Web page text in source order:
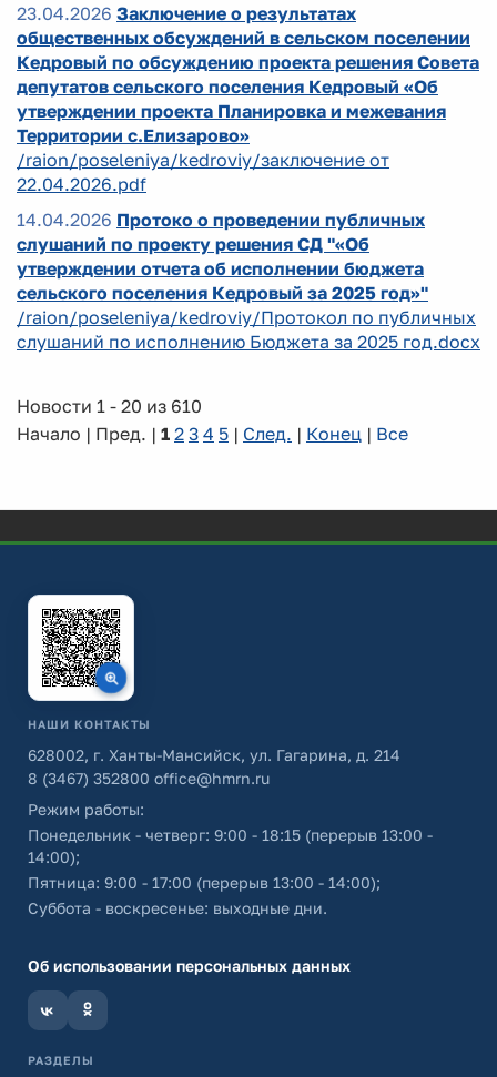
23.04.2026 Заключение о результатах
общественных обсуждений в сельском поселении
Кедровый по обсуждению проекта решения Совета
депутатов сельского поселения Кедровый «Об
утверждении проекта Планировка и межевания
Территории с.Елизарово»
/raion/poseleniya/kedroviy/заключение от
22.04.2026.pdf
14.04.2026 Протоко о проведении публичных
слушаний по проекту решения СД "«Об
утверждении отчета об исполнении бюджета
сельского поселения Кедровый за 2025 год»"
/raion/poseleniya/kedroviy/Протокол по публичных
слушаний по исполнению Бюджета за 2025 год.docx
Новости 1 - 20 из 610
Начало | Пред. | 1 2 3 4 5 | След. | Конец | Все
НАШИ КОНТАКТЫ
628002, г. Ханты-Мансийск, ул. Гагарина, д. 214
8 (3467) 352800 office@hmrn.ru
Режим работы:
Понедельник - четверг: 9:00 - 18:15 (перерыв 13:00 -
14:00);
Пятница: 9:00 - 17:00 (перерыв 13:00 - 14:00);
Суббота - воскресенье: выходные дни.
Об использовании персональных данных
РАЗДЕЛЫ